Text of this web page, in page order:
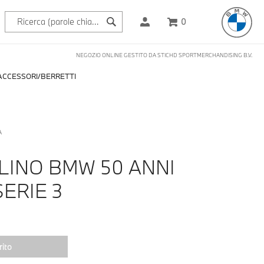
0
NEGOZIO ONLINE GESTITO DA STICHD SPORTMERCHANDISING B.V.
BERRETTI
BMW 50 ANNI
3